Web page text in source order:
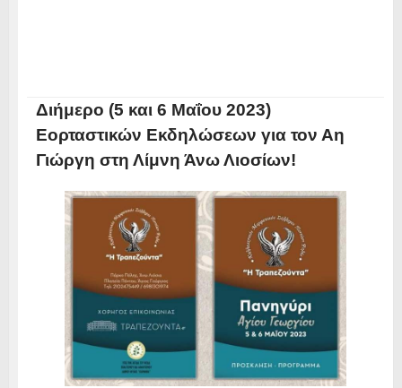
Διήμερο (5 και 6 Μαΐου 2023)
Εορταστικών Εκδηλώσεων για τον Αη
Γιώργη στη Λίμνη Άνω Λιοσίων!